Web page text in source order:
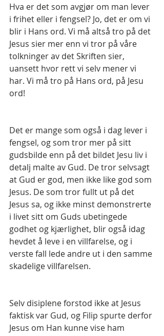
Hva er det som avgjør om man lever
i frihet eller i fengsel? Jo, det er om vi
blir i Hans ord. Vi må altså tro på det
Jesus sier mer enn vi tror på våre
tolkninger av det Skriften sier,
uansett hvor rett vi selv mener vi
har. Vi må tro på Hans ord, på Jesu
ord!
Det er mange som også i dag lever i
fengsel, og som tror mer på sitt
gudsbilde enn på det bildet Jesu liv i
detalj malte av Gud. De tror selvsagt
at Gud er god, men ikke like god som
Jesus. De som tror fullt ut på det
Jesus sa, og ikke minst demonstrerte
i livet sitt om Guds ubetingede
godhet og kjærlighet, blir også idag
hevdet å leve i en villfarelse, og i
verste fall lede andre ut i den samme
skadelige villfarelsen.
Selv disiplene forstod ikke at Jesus
faktisk var Gud, og Filip spurte derfor
Jesus om Han kunne vise ham